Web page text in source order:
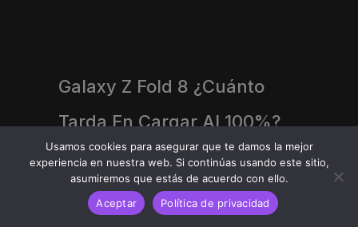
Galaxy Z Fold 8 ¿Cuánto
Tarda En Cargar Al 100%?
Julio 25, 2026
Leer Más
Usamos cookies para asegurar que te damos la mejor
experiencia en nuestra web. Si continúas usando este sitio,
asumiremos que estás de acuerdo con ello.
Aceptar
Política de privacidad